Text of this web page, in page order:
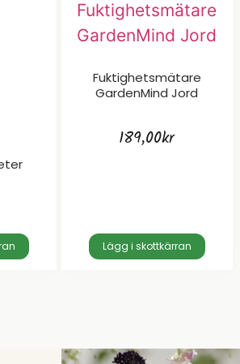
Fuktighetsmätare
GardenMind Jord
189,00kr
Lägg i skottkärran